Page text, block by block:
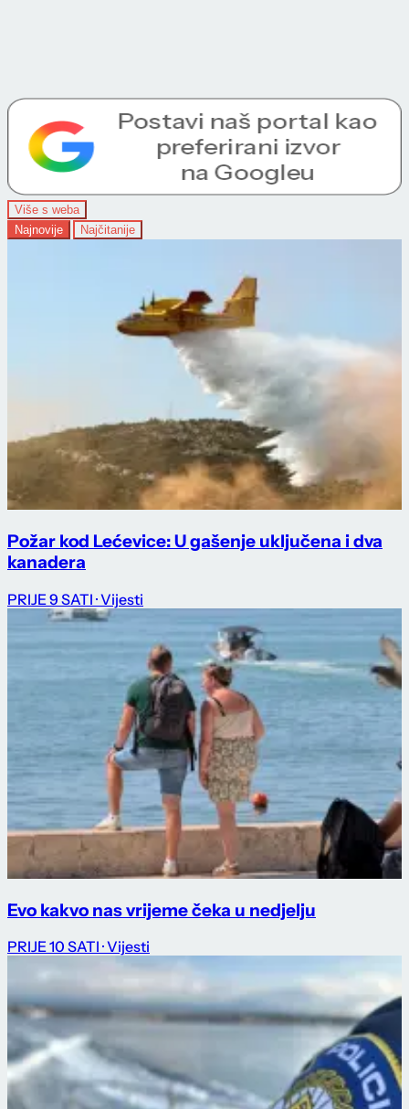
Više s weba
Najnovije
Najčitanije
Požar kod Lećevice: U gašenje uključena i dva
kanadera
PRIJE 9 SATI · Vijesti
Evo kakvo nas vrijeme čeka u nedjelju
PRIJE 10 SATI · Vijesti